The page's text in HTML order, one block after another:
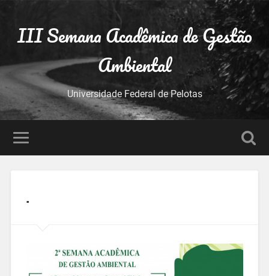
III Semana Acadêmica de Gestão
Ambiental
Universidade Federal de Pelotas
.